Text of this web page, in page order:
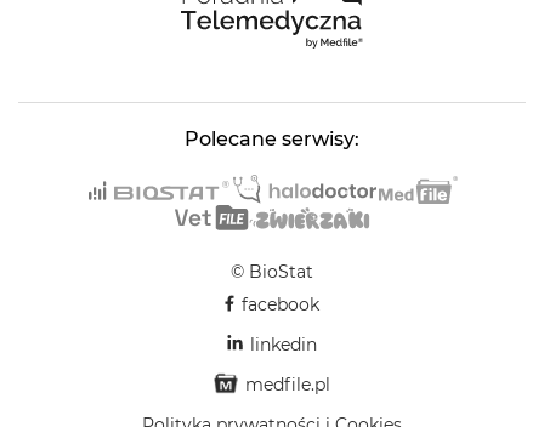
Polecane serwisy:
© BioStat
facebook
linkedin
medfile.pl